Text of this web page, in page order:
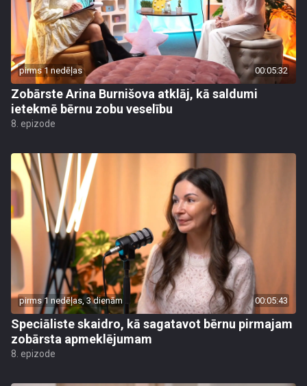
pirms 1 nedēļas 00:05:32
Zobārste Arina Burnišova atklāj, kā saldumi
ietekmē bērnu zobu veselību
8. epizode
pirms 1 nedēļas, 3 dienām 00:05:43
Speciāliste skaidro, kā sagatavot bērnu pirmajam
zobārsta apmeklējumam
8. epizode